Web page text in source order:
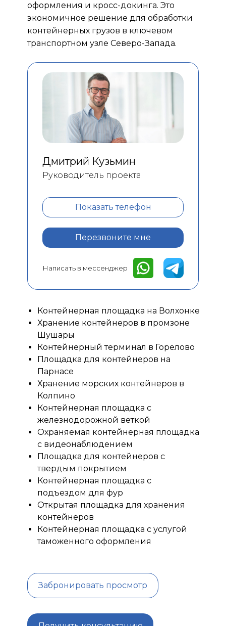
Контейнерная площадка на Волхонке
Хранение контейнеров в промзоне
Шушары
Контейнерный терминал в Горелово
Площадка для контейнеров на
Парнасе
Хранение морских контейнеров в
Колпино
Контейнерная площадка с
железнодорожной веткой
Охраняемая контейнерная площадка
с видеонаблюдением
Площадка для контейнеров с
твердым покрытием
Контейнерная площадка с
подъездом для фур
Открытая площадка для хранения
контейнеров
Контейнерная площадка с услугой
таможенного оформления
оформления и кросс-докинга. Это
экономичное решение для обработки
контейнерных грузов в ключевом
транспортном узле Северо-Запада.
Забронировать просмотр
Дмитрий Кузьмин
Руководитель проекта
Написать в мессенджер
Показать телефон
Перезвоните мне